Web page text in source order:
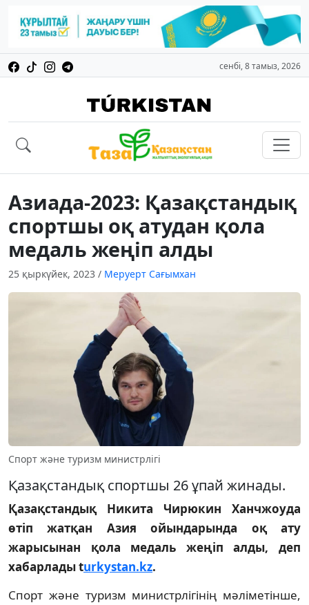
сенбі, 8 тамыз, 2026
Азиада-2023: Қазақстандық
спортшы оқ атудан қола
медаль жеңіп алды
25 қыркүйек, 2023 / Меруерт Сағымхан
Спорт және туризм министрлігі
Қазақстандық спортшы 26 ұпай жинады.
Қазақстандық Никита Чирюкин Ханчжоуда
өтіп жатқан Азия ойындарында оқ ату
жарысынан қола медаль жеңіп алды, деп
хабарлады turkystan.kz.
Спорт және туризм министрлігінің мәліметінше,